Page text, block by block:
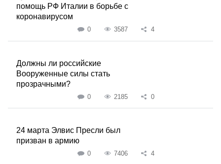
помощь РФ Италии в борьбе с
коронавирусом
0 3587 4
Должны ли российские
Вооруженные силы стать
прозрачными?
0 2185 0
24 марта Элвис Пресли был
призван в армию
0 7406 4